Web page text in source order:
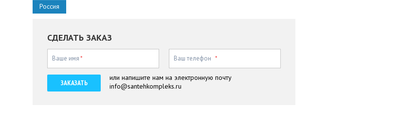
Россия
СДЕЛАТЬ ЗАКАЗ
Ваше имя* Ваш телефон *
ЗАКАЗАТЬ
или напишите нам на электронную почту
info@santehkompleks.ru